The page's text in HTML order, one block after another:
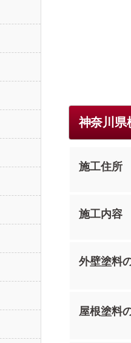
神奈川
施工住所
施工内容
外壁塗料
屋根塗料